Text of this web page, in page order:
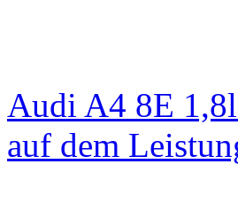
Audi A4 8E
auf dem